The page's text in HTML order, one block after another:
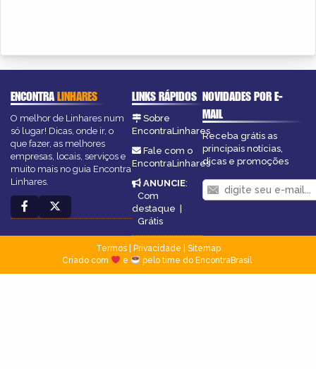
ENCONTRALINHARES
O melhor de Linhares num
só lugar! Dicas, onde ir, o
que fazer, as melhores
empresas, locais, serviços e
muito mais no guia Encontra
Linhares.
LINKS RÁPIDOS
Sobre
EncontraLinhares
Fale com o
EncontraLinhares
ANUNCIE:
Com
destaque |
Grátis
NOVIDADES POR E-
MAIL
Receba grátis as
principais notícias,
dicas e promoções
Termos| Privacidade
Sitemap
Criado com
e pelo time do EncontraBrasil